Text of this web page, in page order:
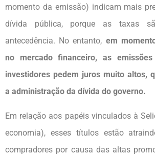
momento da emissão) indicam mais
dívida pública, porque as taxas
antecedência. No entanto, em
no mercado financeiro, as
investidores pedem juros muito altos,
a administração da dívida do governo.
Em relação aos papéis vinculados à
economia), esses títulos estão
compradores por causa das altas